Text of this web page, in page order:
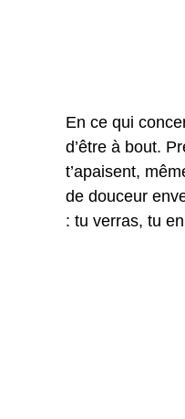
En ce qui
d’être à bout.
t’apaisent,
de douceur
: tu verras, tu